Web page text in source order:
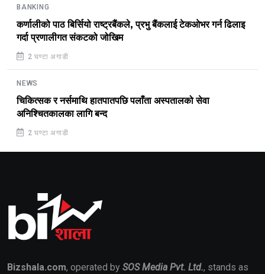
BANKING
कर्णालीको पाठ बिर्सियो राष्ट्रबैंकले, प्रभु बैंकलाई टेकओभर गर्न ढिलाइ
गर्दा प्रणालीगत संकटको जोखिम
2 घण्टा अगाडी
NEWS
चिकित्सक र नर्समाथि हातपातपछि पलाँता अस्पतालको सेवा
अनिश्चितकालका लागि बन्द
2 घण्टा अगाडी
Bizshala.com, operated by SOS Media Pvt. Ltd., stands as